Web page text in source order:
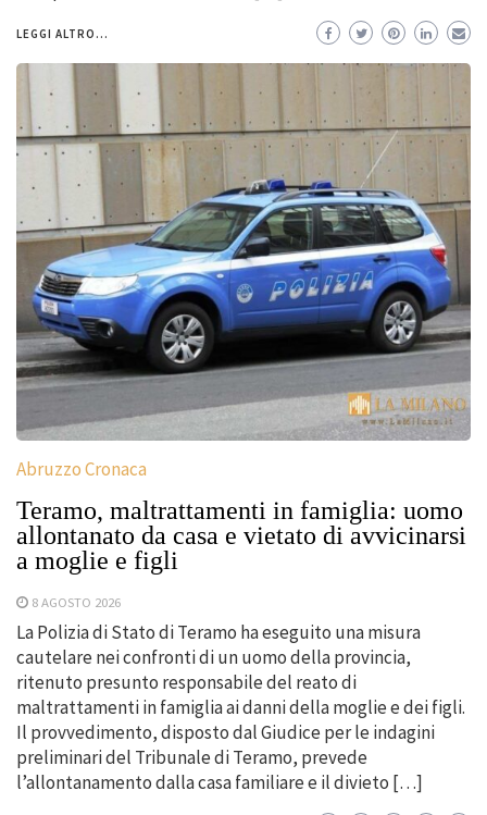
LEGGI ALTRO...
Abruzzo Cronaca
Teramo, maltrattamenti in famiglia: uomo
allontanato da casa e vietato di avvicinarsi
a moglie e figli
8 AGOSTO 2026
La Polizia di Stato di Teramo ha eseguito una misura
cautelare nei confronti di un uomo della provincia,
ritenuto presunto responsabile del reato di
maltrattamenti in famiglia ai danni della moglie e dei figli.
Il provvedimento, disposto dal Giudice per le indagini
preliminari del Tribunale di Teramo, prevede
l’allontanamento dalla casa familiare e il divieto […]